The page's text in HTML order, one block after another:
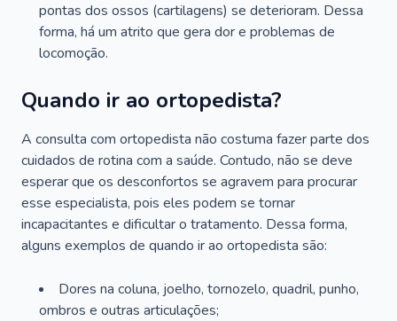
pontas dos ossos (cartilagens) se deterioram. Dessa
forma, há um atrito que gera dor e problemas de
locomoção.
Quando ir ao ortopedista?
A consulta com ortopedista não costuma fazer parte dos
cuidados de rotina com a saúde. Contudo, não se deve
esperar que os desconfortos se agravem para procurar
esse especialista, pois eles podem se tornar
incapacitantes e dificultar o tratamento. Dessa forma,
alguns exemplos de quando ir ao ortopedista são:
Dores na coluna, joelho, tornozelo, quadril, punho,
ombros e outras articulações;